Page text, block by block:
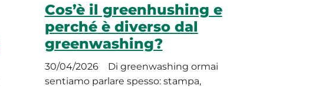
Cos’è il greenhushing e
perché è diverso dal
greenwashing?
30/04/2026
Di greenwashing ormai
sentiamo parlare spesso: stampa,